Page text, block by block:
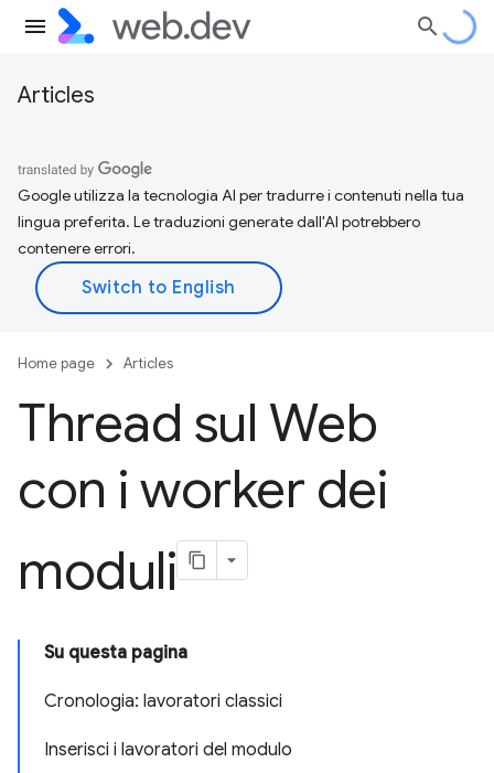
Articles
Google utilizza la tecnologia AI per tradurre i contenuti nella tua
lingua preferita. Le traduzioni generate dall'AI potrebbero
contenere errori.
Home page Articles
Thread sul Web
con i worker dei
moduli
Su questa pagina
Cronologia: lavoratori classici
Inserisci i lavoratori del modulo